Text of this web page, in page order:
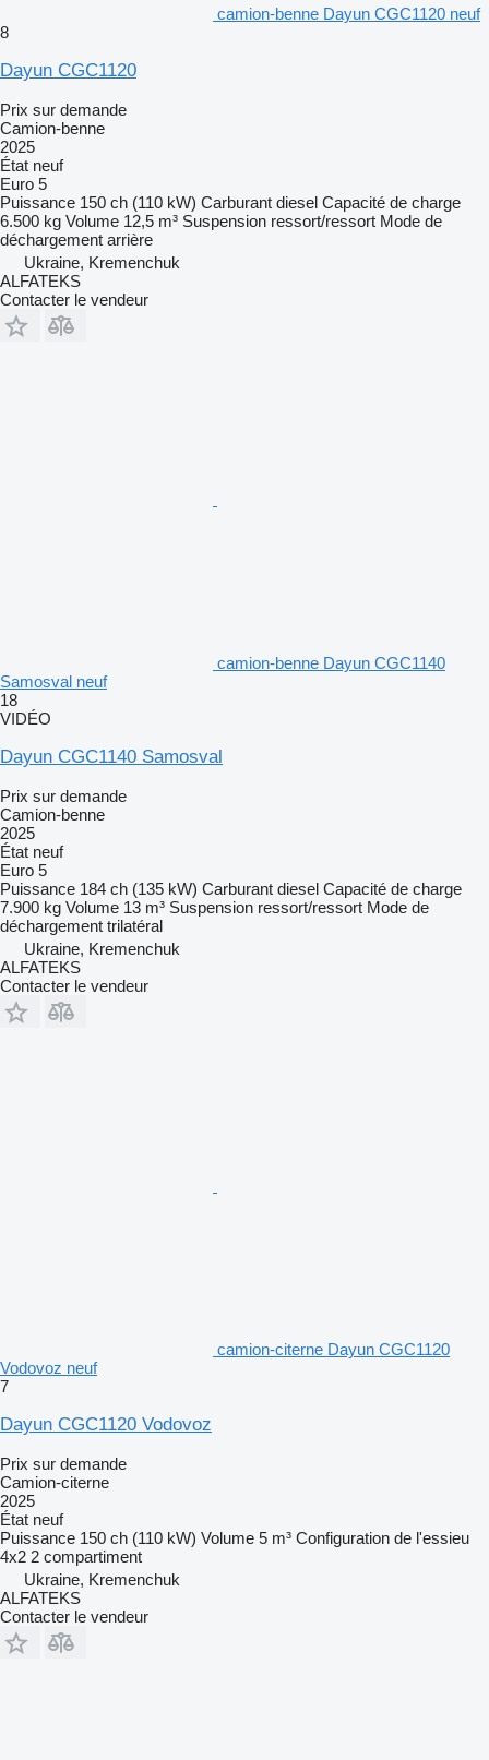
camion-benne Dayun CGC1120 neuf
8
Dayun CGC1120
Prix sur demande
Camion-benne
2025
État neuf
Euro 5
Puissance 150 ch (110 kW) Carburant diesel Capacité de charge
6.500 kg Volume 12,5 m³ Suspension ressort/ressort Mode de
déchargement arrière
Ukraine, Kremenchuk
ALFATEKS
Contacter le vendeur
camion-benne Dayun CGC1140
Samosval neuf
18
VIDÉO
Dayun CGC1140 Samosval
Prix sur demande
Camion-benne
2025
État neuf
Euro 5
Puissance 184 ch (135 kW) Carburant diesel Capacité de charge
7.900 kg Volume 13 m³ Suspension ressort/ressort Mode de
déchargement trilatéral
Ukraine, Kremenchuk
ALFATEKS
Contacter le vendeur
camion-citerne Dayun CGC1120
Vodovoz neuf
7
Dayun CGC1120 Vodovoz
Prix sur demande
Camion-citerne
2025
État neuf
Puissance 150 ch (110 kW) Volume 5 m³ Configuration de l'essieu
4x2 2 compartiment
Ukraine, Kremenchuk
ALFATEKS
Contacter le vendeur